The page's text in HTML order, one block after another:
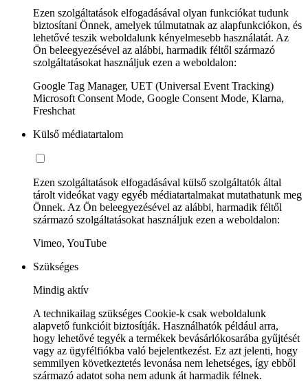
Ezen szolgáltatások elfogadásával olyan funkciókat tudunk
biztosítani Önnek, amelyek túlmutatnak az alapfunkciókon, és
lehetővé teszik weboldalunk kényelmesebb használatát. Az
Ön beleegyezésével az alábbi, harmadik féltől származó
szolgáltatásokat használjuk ezen a weboldalon:
Google Tag Manager, UET (Universal Event Tracking)
Microsoft Consent Mode, Google Consent Mode, Klarna,
Freshchat
Külső médiatartalom
Ezen szolgáltatások elfogadásával külső szolgáltatók által
tárolt videókat vagy egyéb médiatartalmakat mutathatunk meg
Önnek. Az Ön beleegyezésével az alábbi, harmadik féltől
származó szolgáltatásokat használjuk ezen a weboldalon:
Vimeo, YouTube
Szükséges
Mindig aktív
A technikailag szükséges Cookie-k csak weboldalunk
alapvető funkcióit biztosítják. Használhatók például arra,
hogy lehetővé tegyék a termékek bevásárlókosarába gyűjtését
vagy az ügyfélfiókba való bejelentkezést. Ez azt jelenti, hogy
semmilyen következtetés levonása nem lehetséges, így ebből
származó adatot soha nem adunk át harmadik félnek.